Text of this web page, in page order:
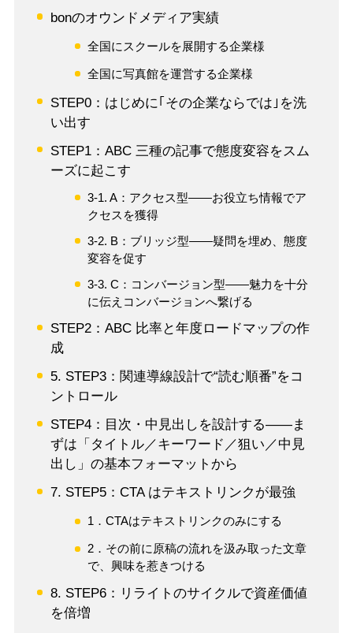
bonのオウンドメディア実績
全国にスクールを展開する企業様
全国に写真館を運営する企業様
STEP0：はじめに｢その企業ならでは｣を洗
い出す
STEP1：ABC 三種の記事で態度変容をスム
ーズに起こす
3-1. A：アクセス型――お役立ち情報でア
クセスを獲得
3-2. B：ブリッジ型――疑問を埋め、態度
変容を促す
3-3. C：コンバージョン型――魅力を十分
に伝えコンバージョンへ繋げる
STEP2：ABC 比率と年度ロードマップの作
成
5. STEP3：関連導線設計で“読む順番”をコ
ントロール
STEP4：目次・中見出しを設計する――ま
ずは「タイトル／キーワード／狙い／中見
出し」の基本フォーマットから
7. STEP5：CTA はテキストリンクが最強
1．CTAはテキストリンクのみにする
2．その前に原稿の流れを汲み取った文章
で、興味を惹きつける
8. STEP6：リライトのサイクルで資産価値
を倍増